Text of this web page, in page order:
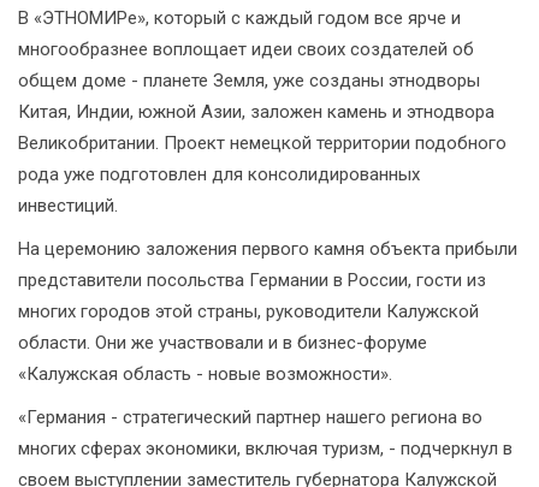
В «ЭТНОМИРе», который с каждый годом все ярче и
многообразнее воплощает идеи своих создателей об
общем доме - планете Земля, уже созданы этнодворы
Китая, Индии, южной Азии, заложен камень и этнодвора
Великобритании. Проект немецкой территории подобного
рода уже подготовлен для консолидированных
инвестиций.
На церемонию заложения первого камня объекта прибыли
представители посольства Германии в России, гости из
многих городов этой страны, руководители Калужской
области. Они же участвовали и в бизнес-форуме
«Калужская область - новые возможности».
«Германия - стратегический партнер нашего региона во
многих сферах экономики, включая туризм, - подчеркнул в
своем выступлении заместитель губернатора Калужской